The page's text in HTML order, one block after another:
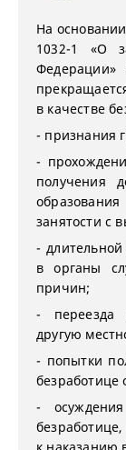
На
1032-1 «О
в качестве
- признания
-
получения
занятости с
-
в органы
причин;
- переезда
другую
- попытки
-